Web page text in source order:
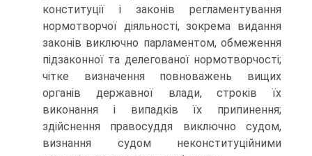
конституції і законів регламентування
нормотворчої діяльності, зокрема видання
законів виключно парламентом, обмеження
підзаконної та делегованої нормотворчості;
чітке визначення повноважень вищих
органів державної влади, строків їх
виконання і випадків їх припинення;
здійснення правосуддя виключно судом,
визнання судом неконституційними